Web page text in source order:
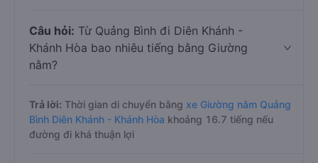
Câu hỏi: Từ Quảng Bình đi Diên Khánh -
Khánh Hòa bao nhiêu tiếng bằng Giường
nằm?
Trả lời: Thời gian di chuyển bằng xe Giường nằm Quảng
Bình Diên Khánh - Khánh Hòa khoảng 16.7 tiếng nếu
đường đi khá thuận lợi